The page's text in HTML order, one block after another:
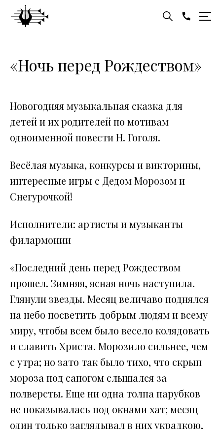
«Ночь перед Рождеством»
Новогодняя музыкальная сказка для
детей и их родителей по мотивам
одноименной повести Н. Гоголя.
Весёлая музыка, конкурсы и викторины,
интересные игры с Дедом Морозом и
Снегурочкой!
Исполнители: артисты и музыканты
филармонии
«Последний день перед Рождеством
прошел. Зимняя, ясная ночь наступила.
Глянули звезды. Месяц величаво поднялся
на небо посветить добрым людям и всему
миру, чтобы всем было весело колядовать
и славить Христа. Морозило сильнее, чем
с утра; но зато так было тихо, что скрып
мороза под сапогом слышался за
полверсты. Еще ни одна толпа парубков
не показывалась под окнами хат; месяц
один только заглядывал в них украдкою,